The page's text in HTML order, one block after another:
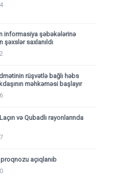
informasiya şəbəkələrinə
şəxslər saxlanıldı
rüşvətlə bağlı həbs
məhkəməsi başlayır
və Qubadlı rayonlarında
açıqlanıb